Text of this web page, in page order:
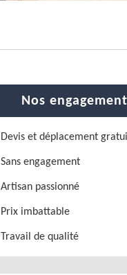
Nos
Devis et déplacement
Sans engagement
Artisan passionné
Prix imbattable
Travail de qualité